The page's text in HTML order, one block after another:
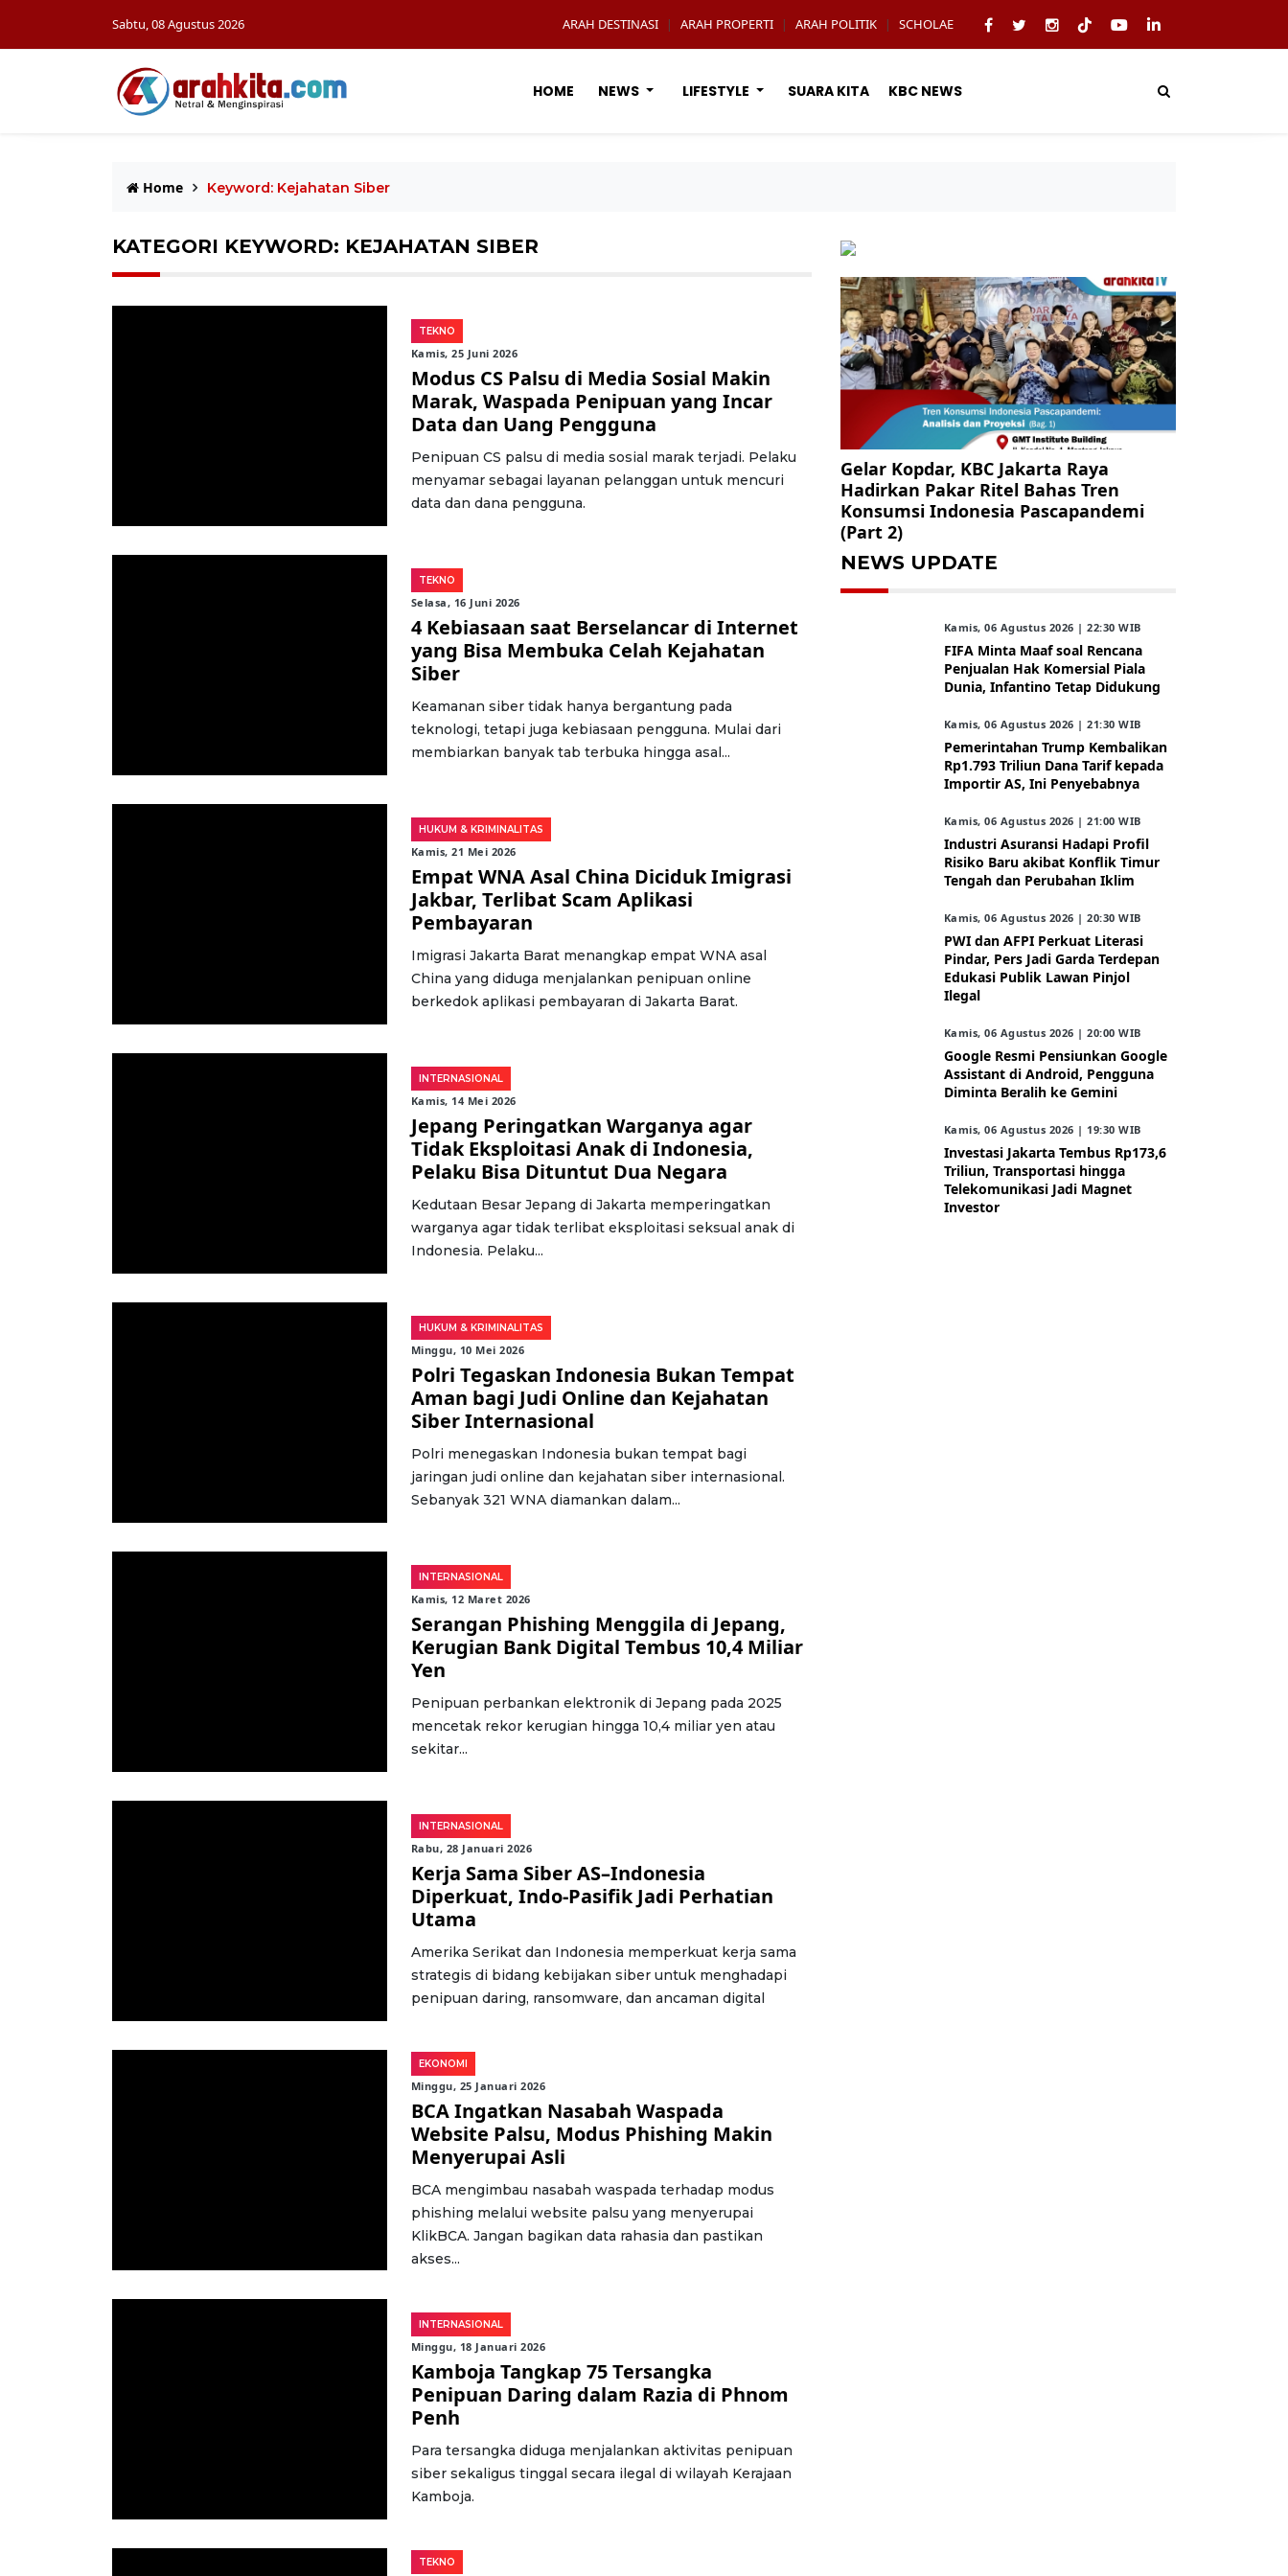
Sabtu, 08 Agustus 2026 ARAH DESTINASI | ARAH PROPERTI | ARAH POLITIK | SCHOLAE
HOME NEWS LIFESTYLE SUARA KITA KBC NEWS
Home Keyword: Kejahatan Siber
KATEGORI KEYWORD: KEJAHATAN SIBER
TEKNO
Kamis, 25 Juni 2026
Modus CS Palsu di Media Sosial Makin
Marak, Waspada Penipuan yang Incar
Data dan Uang Pengguna
Penipuan CS palsu di media sosial marak terjadi. Pelaku
menyamar sebagai layanan pelanggan untuk mencuri
data dan dana pengguna.
TEKNO
Selasa, 16 Juni 2026
4 Kebiasaan saat Berselancar di Internet
yang Bisa Membuka Celah Kejahatan
Siber
Keamanan siber tidak hanya bergantung pada
teknologi, tetapi juga kebiasaan pengguna. Mulai dari
membiarkan banyak tab terbuka hingga asal...
HUKUM & KRIMINALITAS
Kamis, 21 Mei 2026
Empat WNA Asal China Diciduk Imigrasi
Jakbar, Terlibat Scam Aplikasi
Pembayaran
Imigrasi Jakarta Barat menangkap empat WNA asal
China yang diduga menjalankan penipuan online
berkedok aplikasi pembayaran di Jakarta Barat.
INTERNASIONAL
Kamis, 14 Mei 2026
Jepang Peringatkan Warganya agar
Tidak Eksploitasi Anak di Indonesia,
Pelaku Bisa Dituntut Dua Negara
Kedutaan Besar Jepang di Jakarta memperingatkan
warganya agar tidak terlibat eksploitasi seksual anak di
Indonesia. Pelaku...
HUKUM & KRIMINALITAS
Minggu, 10 Mei 2026
Polri Tegaskan Indonesia Bukan Tempat
Aman bagi Judi Online dan Kejahatan
Siber Internasional
Polri menegaskan Indonesia bukan tempat bagi
jaringan judi online dan kejahatan siber internasional.
Sebanyak 321 WNA diamankan dalam...
INTERNASIONAL
Kamis, 12 Maret 2026
Serangan Phishing Menggila di Jepang,
Kerugian Bank Digital Tembus 10,4 Miliar
Yen
Penipuan perbankan elektronik di Jepang pada 2025
mencetak rekor kerugian hingga 10,4 miliar yen atau
sekitar...
INTERNASIONAL
Rabu, 28 Januari 2026
Kerja Sama Siber AS–Indonesia
Diperkuat, Indo-Pasifik Jadi Perhatian
Utama
Amerika Serikat dan Indonesia memperkuat kerja sama
strategis di bidang kebijakan siber untuk menghadapi
penipuan daring, ransomware, dan ancaman digital
EKONOMI
Minggu, 25 Januari 2026
BCA Ingatkan Nasabah Waspada
Website Palsu, Modus Phishing Makin
Menyerupai Asli
BCA mengimbau nasabah waspada terhadap modus
phishing melalui website palsu yang menyerupai
KlikBCA. Jangan bagikan data rahasia dan pastikan
akses...
INTERNASIONAL
Minggu, 18 Januari 2026
Kamboja Tangkap 75 Tersangka
Penipuan Daring dalam Razia di Phnom
Penh
Para tersangka diduga menjalankan aktivitas penipuan
siber sekaligus tinggal secara ilegal di wilayah Kerajaan
Kamboja.
TEKNO
Gelar Kopdar, KBC Jakarta Raya
Hadirkan Pakar Ritel Bahas Tren
Konsumsi Indonesia Pascapandemi
(Part 2)
NEWS UPDATE
Kamis, 06 Agustus 2026 | 22:30 WIB
FIFA Minta Maaf soal Rencana
Penjualan Hak Komersial Piala
Dunia, Infantino Tetap Didukung
Kamis, 06 Agustus 2026 | 21:30 WIB
Pemerintahan Trump Kembalikan
Rp1.793 Triliun Dana Tarif kepada
Importir AS, Ini Penyebabnya
Kamis, 06 Agustus 2026 | 21:00 WIB
Industri Asuransi Hadapi Profil
Risiko Baru akibat Konflik Timur
Tengah dan Perubahan Iklim
Kamis, 06 Agustus 2026 | 20:30 WIB
PWI dan AFPI Perkuat Literasi
Pindar, Pers Jadi Garda Terdepan
Edukasi Publik Lawan Pinjol
Ilegal
Kamis, 06 Agustus 2026 | 20:00 WIB
Google Resmi Pensiunkan Google
Assistant di Android, Pengguna
Diminta Beralih ke Gemini
Kamis, 06 Agustus 2026 | 19:30 WIB
Investasi Jakarta Tembus Rp173,6
Triliun, Transportasi hingga
Telekomunikasi Jadi Magnet
Investor